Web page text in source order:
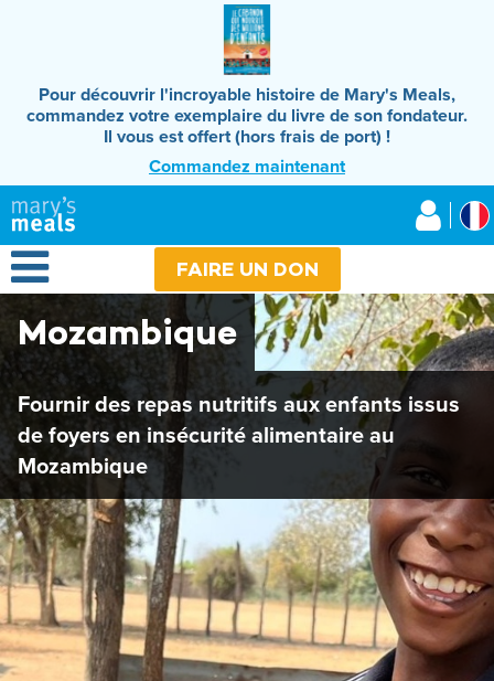
Pour découvrir l'incroyable histoire de Mary's Meals,
commandez votre exemplaire du livre de son fondateur.
Il vous est offert (hors frais de port) !
Commandez maintenant
Mary's Meals
Open Menu FAIRE UN DON
Mozambique
Fournir des repas nutritifs aux enfants issus
de foyers en insécurité alimentaire au
Mozambique